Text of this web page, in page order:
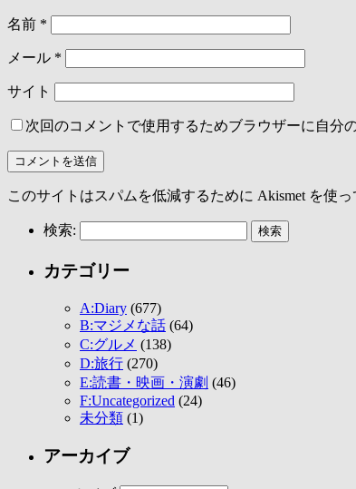
名前 *
メール *
サイト
次回のコメントで使用するためブラウザーに自分
このサイトはスパムを低減するために Akismet を使っ
検索:
カテゴリー
A:Diary (677)
B:マジメな話 (64)
C:グルメ (138)
D:旅行 (270)
E:読書・映画・演劇 (46)
F:Uncategorized (24)
未分類 (1)
アーカイブ